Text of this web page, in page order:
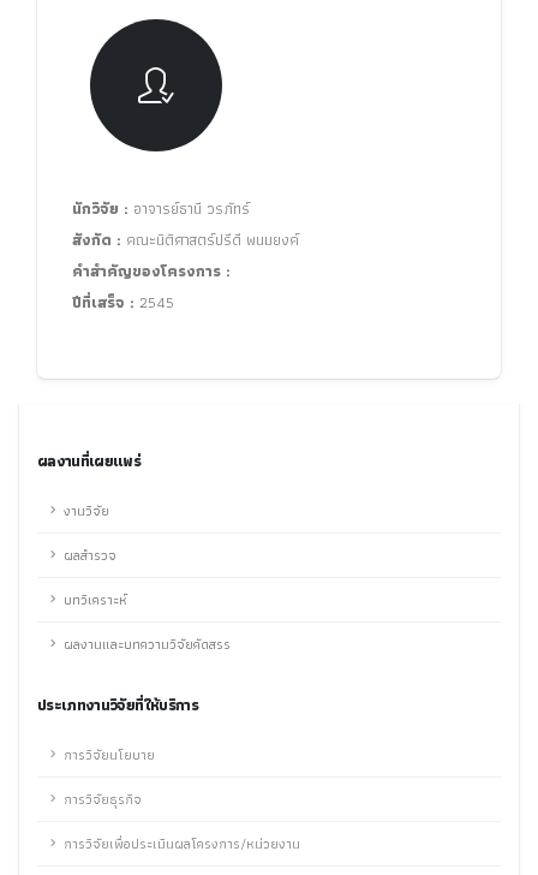
นักวิจัย : อาจารย์ธานี วรภัทร์
สังกัด : คณะนิติศาสตร์ปรีดี พนมยงค์
คำสำคัญของโครงการ :
ปีที่เสร็จ : 2545
ผลงานที่เผยแพร่
งานวิจัย
ผลสำรวจ
บทวิเคราะห์
ผลงานและบทความวิจัยคัดสรร
ประเภทงานวิจัยที่ให้บริการ
การวิจัยนโยบาย
การวิจัยธุรกิจ
การวิจัยเพื่อประเมินผลโครงการ/หน่วยงาน